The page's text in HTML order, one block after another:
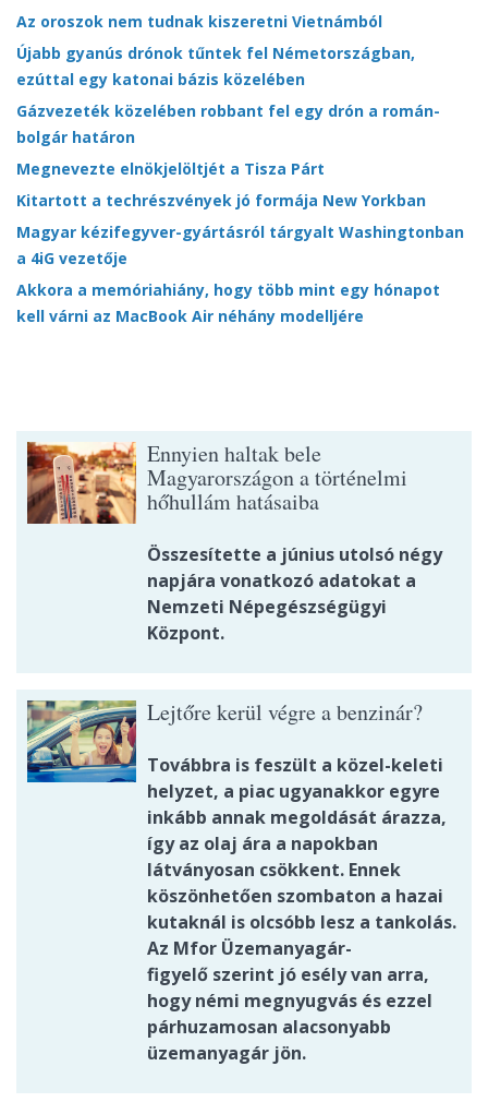
Az oroszok nem tudnak kiszeretni Vietnámból
Újabb gyanús drónok tűntek fel Németországban,
ezúttal egy katonai bázis közelében
Gázvezeték közelében robbant fel egy drón a román-
bolgár határon
Megnevezte elnökjelöltjét a Tisza Párt
Kitartott a techrészvények jó formája New Yorkban
Magyar kézifegyver-gyártásról tárgyalt Washingtonban
a 4iG vezetője
Akkora a memóriahiány, hogy több mint egy hónapot
kell várni az MacBook Air néhány modelljére
Ennyien haltak bele
Magyarországon a történelmi
hőhullám hatásaiba
Összesítette a június utolsó négy
napjára vonatkozó adatokat a
Nemzeti Népegészségügyi
Központ.
Lejtőre kerül végre a benzinár?
Továbbra is feszült a közel-keleti
helyzet, a piac ugyanakkor egyre
inkább annak megoldását árazza,
így az olaj ára a napokban
látványosan csökkent. Ennek
köszönhetően szombaton a hazai
kutaknál is olcsóbb lesz a tankolás.
Az Mfor Üzemanyagár-
figyelő szerint jó esély van arra,
hogy némi megnyugvás és ezzel
párhuzamosan alacsonyabb
üzemanyagár jön.